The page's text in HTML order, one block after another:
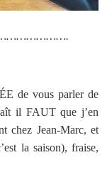
de vous parler de
il FAUT que j’en
chez Jean-Marc, et
la saison), fraise,